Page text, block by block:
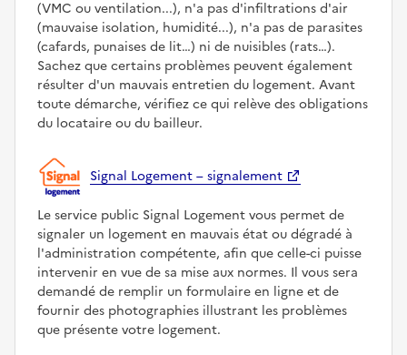
(VMC ou ventilation...), n'a pas d'infiltrations d'air
(mauvaise isolation, humidité...), n'a pas de parasites
(cafards, punaises de lit…) ni de nuisibles (rats…).
Sachez que certains problèmes peuvent également
résulter d'un mauvais entretien du logement. Avant
toute démarche, vérifiez ce qui relève des obligations
du locataire ou du bailleur.
Signal Logement – signalement
Le service public Signal Logement vous permet de
signaler un logement en mauvais état ou dégradé à
l'administration compétente, afin que celle-ci puisse
intervenir en vue de sa mise aux normes. Il vous sera
demandé de remplir un formulaire en ligne et de
fournir des photographies illustrant les problèmes
que présente votre logement.